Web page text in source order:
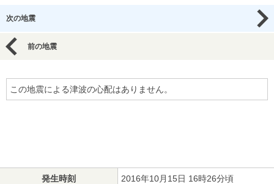
次の地震
前の地震
この地震による津波の心配はありません。
発生時刻 2016年10月15日 16時26分頃